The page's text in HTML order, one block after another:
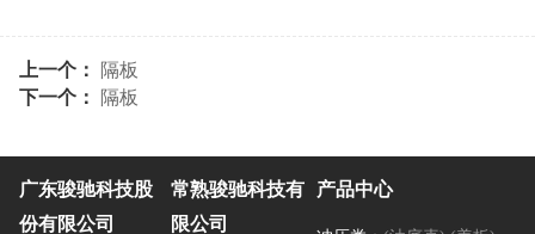
上一个： 隔板
下一个： 隔板
广东骏驰科技股
份有限公司
常熟骏驰科技有
限公司
产品中心